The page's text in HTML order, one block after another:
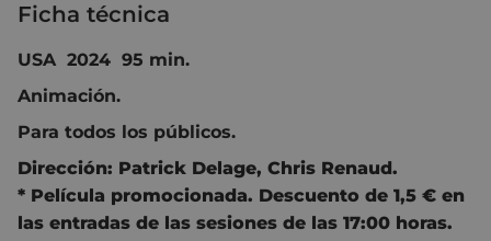
Ficha técnica
USA 2024 95 min.
Animación.
Para todos los públicos.
Dirección: Patrick Delage, Chris Renaud.
* Película promocionada. Descuento de 1,5 € en
las entradas de las sesiones de las 17:00 horas.